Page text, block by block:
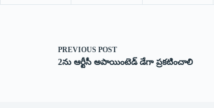
PREVIOUS POST
2ను ఆర్టీసీ అపాయింటెడ్ డేగా ప్రకటించాలి